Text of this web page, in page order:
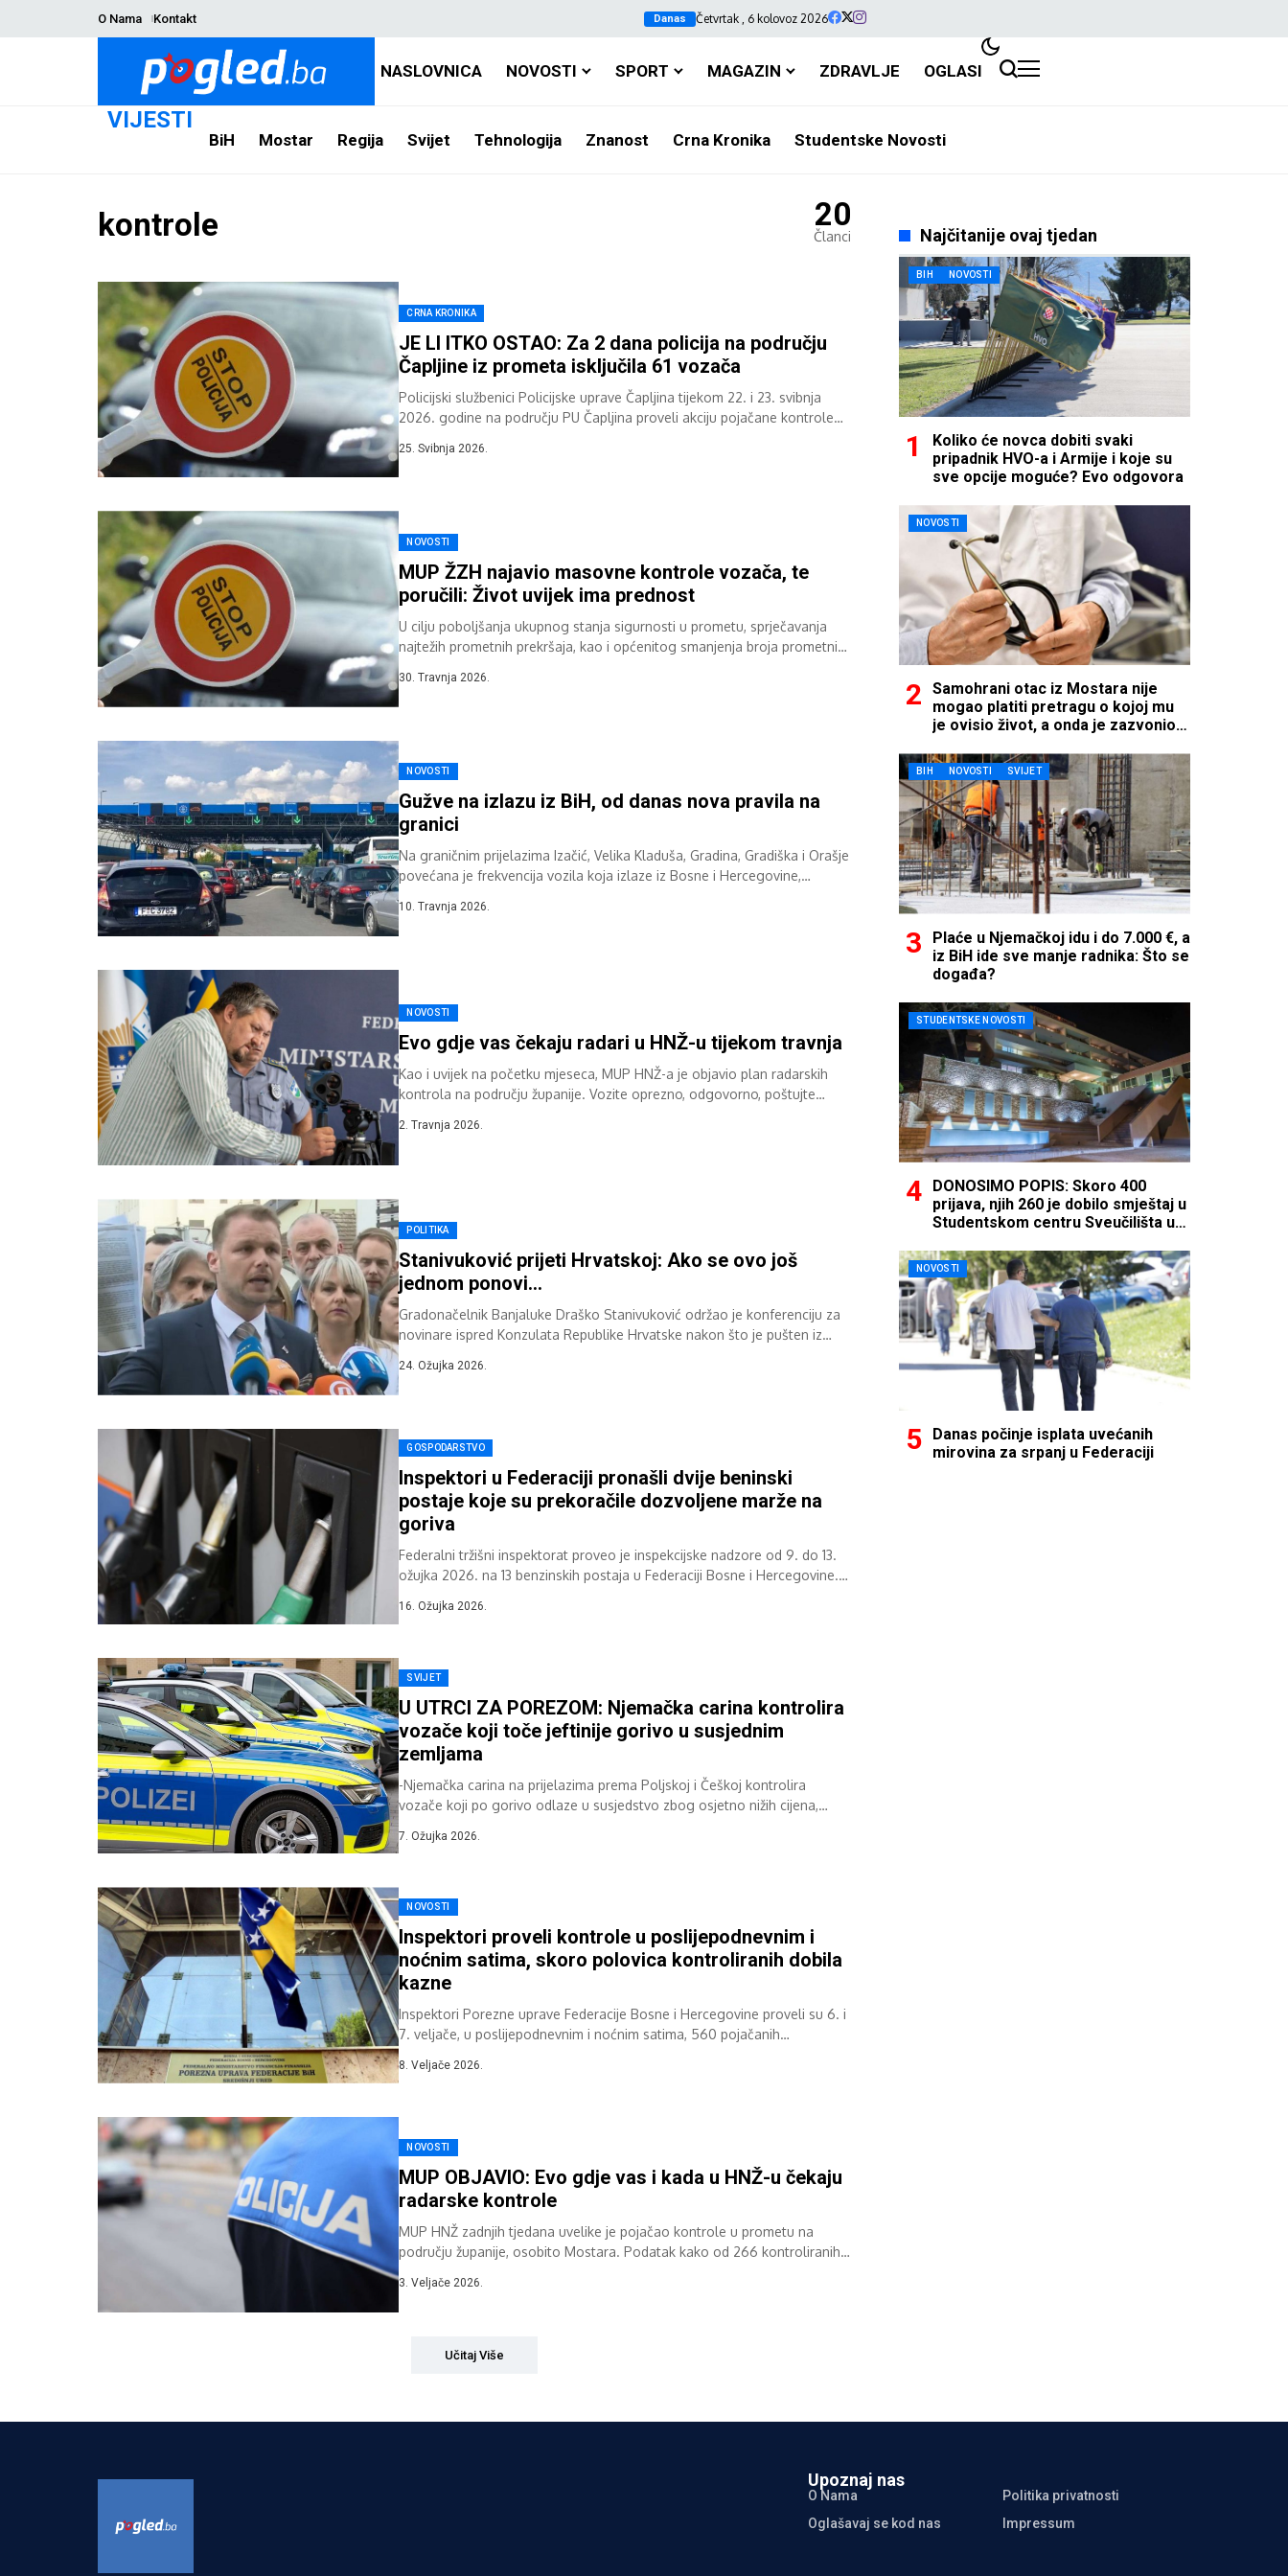
O Nama Kontakt Danas Četvrtak , 6 kolovoz 2026
NASLOVNICA NOVOSTI SPORT MAGAZIN ZDRAVLJE OGLASI
VIJESTI
BiH Mostar Regija Svijet Tehnologija Znanost Crna Kronika Studentske Novosti
kontrole 20
Članci
CRNA KRONIKA
JE LI ITKO OSTAO: Za 2 dana policija na području
Čapljine iz prometa isključila 61 vozača
Policijski službenici Policijske uprave Čapljina tijekom 22. i 23. svibnja
2026. godine na području PU Čapljina proveli akciju pojačane kontrole
25. Svibnja 2026.
NOVOSTI
MUP ŽZH najavio masovne kontrole vozača, te
poručili: Život uvijek ima prednost
U cilju poboljšanja ukupnog stanja sigurnosti u prometu, sprječavanja
najtežih prometnih prekršaja, kao i općenitog smanjenja broja prometnih
30. Travnja 2026.
NOVOSTI
Gužve na izlazu iz BiH, od danas nova pravila na
granici
Na graničnim prijelazima Izačić, Velika Kladuša, Gradina, Gradiška i Orašje
povećana je frekvencija vozila koja izlaze iz Bosne i Hercegovine,
10. Travnja 2026.
NOVOSTI
Evo gdje vas čekaju radari u HNŽ-u tijekom travnja
Kao i uvijek na početku mjeseca, MUP HNŽ-a je objavio plan radarskih
kontrola na području županije. Vozite oprezno, odgovorno, poštujte
2. Travnja 2026.
POLITIKA
Stanivuković prijeti Hrvatskoj: Ako se ovo još
jednom ponovi…
Gradonačelnik Banjaluke Draško Stanivuković održao je konferenciju za
novinare ispred Konzulata Republike Hrvatske nakon što je pušten iz
24. Ožujka 2026.
GOSPODARSTVO
Inspektori u Federaciji pronašli dvije beninski
postaje koje su prekoračile dozvoljene marže na
goriva
Federalni tržišni inspektorat proveo je inspekcijske nadzore od 9. do 13.
ožujka 2026. na 13 benzinskih postaja u Federaciji Bosne i Hercegovine.
16. Ožujka 2026.
SVIJET
U UTRCI ZA POREZOM: Njemačka carina kontrolira
vozače koji toče jeftinije gorivo u susjednim
zemljama
-Njemačka carina na prijelazima prema Poljskoj i Češkoj kontrolira
vozače koji po gorivo odlaze u susjedstvo zbog osjetno nižih cijena,
7. Ožujka 2026.
NOVOSTI
Inspektori proveli kontrole u poslijepodnevnim i
noćnim satima, skoro polovica kontroliranih dobila
kazne
Inspektori Porezne uprave Federacije Bosne i Hercegovine proveli su 6. i
7. veljače, u poslijepodnevnim i noćnim satima, 560 pojačanih
8. Veljače 2026.
NOVOSTI
MUP OBJAVIO: Evo gdje vas i kada u HNŽ-u čekaju
radarske kontrole
MUP HNŽ zadnjih tjedana uvelike je pojačao kontrole u prometu na
području županije, osobito Mostara. Podatak kako od 266 kontroliranih
3. Veljače 2026.
Učitaj Više
Najčitanije ovaj tjedan
BIH NOVOSTI
Koliko će novca dobiti svaki
pripadnik HVO-a i Armije i koje su
sve opcije moguće? Evo odgovora
NOVOSTI
Samohrani otac iz Mostara nije
mogao platiti pretragu o kojoj mu
je ovisio život, a onda je zazvonio
BIH NOVOSTI SVIJET
Plaće u Njemačkoj idu i do 7.000 €, a
iz BiH ide sve manje radnika: Što se
događa?
STUDENTSKE NOVOSTI
DONOSIMO POPIS: Skoro 400
prijava, njih 260 je dobilo smještaj u
Studentskom centru Sveučilišta u
NOVOSTI
Danas počinje isplata uvećanih
mirovina za srpanj u Federaciji
Upoznaj nas
O Nama
Politika privatnosti
Oglašavaj se kod nas
Impressum